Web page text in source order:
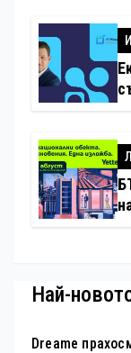
Най-
Dreame